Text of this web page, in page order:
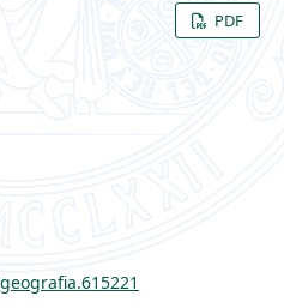
PDF